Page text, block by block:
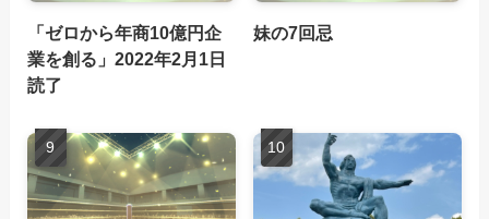
「ゼロから年商10億円企
業を創る」2022年2月1日
読了
妹の7回忌